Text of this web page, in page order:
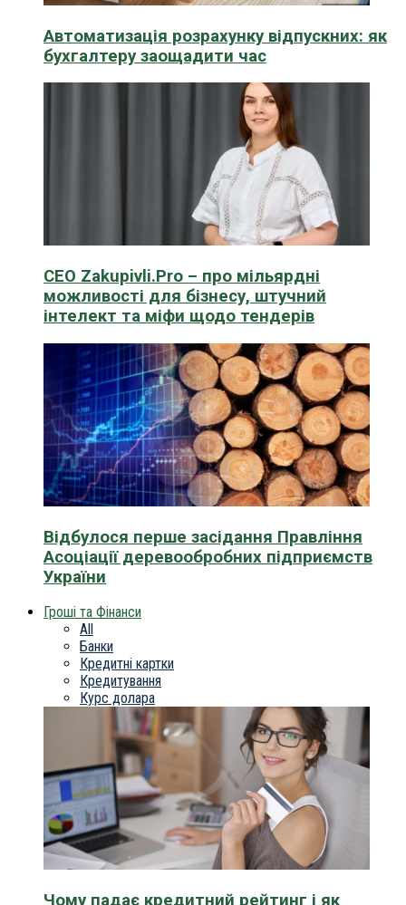
Автоматизація розрахунку відпускних: як
бухгалтеру заощадити час
CEO Zakupivli.Pro – про мільярдні
можливості для бізнесу, штучний
інтелект та міфи щодо тендерів
Відбулося перше засідання Правління
Асоціації деревообробних підприємств
України
Гроші та Фінанси
All
Банки
Кредитні картки
Кредитування
Курс долара
Чому падає кредитний рейтинг і як